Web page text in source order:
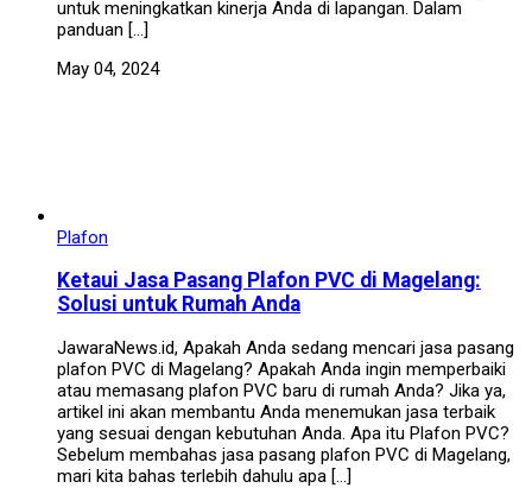
untuk meningkatkan kinerja Anda di lapangan. Dalam
panduan […]
May 04, 2024
Plafon
Ketaui Jasa Pasang Plafon PVC di Magelang:
Solusi untuk Rumah Anda
JawaraNews.id, Apakah Anda sedang mencari jasa pasang
plafon PVC di Magelang? Apakah Anda ingin memperbaiki
atau memasang plafon PVC baru di rumah Anda? Jika ya,
artikel ini akan membantu Anda menemukan jasa terbaik
yang sesuai dengan kebutuhan Anda. Apa itu Plafon PVC?
Sebelum membahas jasa pasang plafon PVC di Magelang,
mari kita bahas terlebih dahulu apa […]